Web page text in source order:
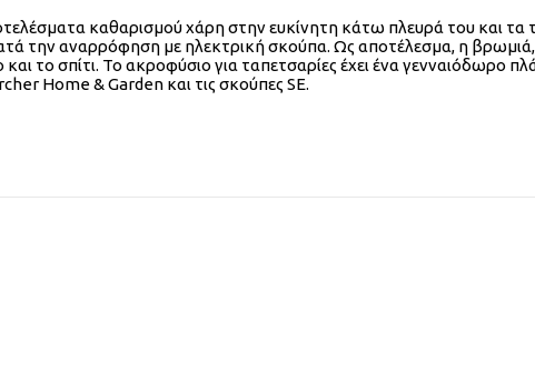
καθαρισμού χάρη στην ευκίνητη κάτω πλευρά του και
την αναρρόφηση με ηλεκτρική σκούπα. Ως αποτέλεσμα, η
το σπίτι. Το ακροφύσιο για ταπετσαρίες έχει ένα γενναιόδωρο
Home & Garden και τις σκούπες SE.